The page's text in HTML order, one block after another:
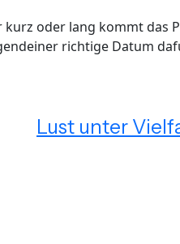
kurz oder lang kommt das
richtige Datum
Lust unter